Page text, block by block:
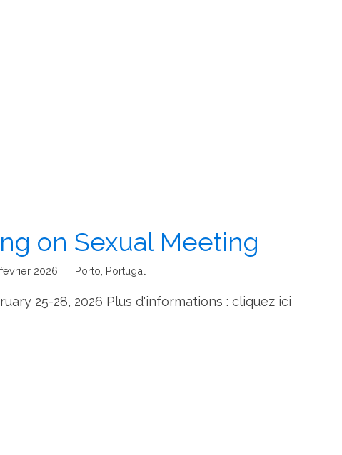
on Sexual Meeting
2026 | Porto, Portugal
25-28, 2026 Plus d'informations : cliquez ici